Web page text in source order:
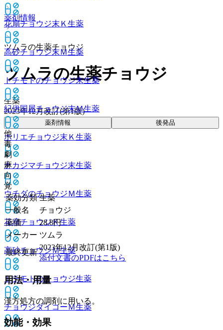
花扇チョウジ末Ｋ 生薬
高砂チョウジ末Ｍ生薬
トチモトのチョウジ末生薬
紀伊国屋チョウジ末Ｍ生薬
ホリエチョウジ末Ｋ 生薬
ナカジマチョウジ末生薬
ウチダのチョウジＭ生薬
花扇チョウジＫ生薬
高砂チョウジＭ生薬
トチモトのチョウジ生薬
チョウジダイコーＭ生薬
薬剤情報
ツムラの生薬チョウジ
ツムラの生薬チョウジ
生薬
2023年12月改訂(第1版)
薬剤情報 後発品
他
毒
劇
麻
向
覚
薬効分類 生薬
一般名
チョウジ
薬価
28.8円
メーカー ツムラ
最終更新
2023年12月改訂(第1版)
添付文書のPDFはこちら
用法・用量
漢方処方の調剤に用いる。
効能・効果